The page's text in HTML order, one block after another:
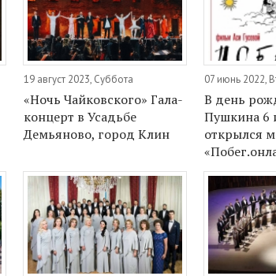
19 август 2023, Суббота
«Ночь Чайковского» Гала-
концерт в Усадьбе
Демьяново, город Клин
07 июнь 2022,
В день
Пушкина 6
открылся